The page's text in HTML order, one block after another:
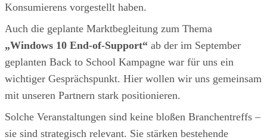
Konsumierens vorgestellt haben.
Auch die geplante Marktbegleitung zum Thema
„Windows 10 End-of-Support“​ ab der im September
geplanten Back to School Kampagne war für uns ein
wichtiger Gesprächspunkt. Hier wollen wir uns gemeinsam
mit unseren Partnern stark positionieren.
Solche Veranstaltungen sind keine bloßen Branchentreffs –
sie sind strategisch relevant. Sie stärken bestehende